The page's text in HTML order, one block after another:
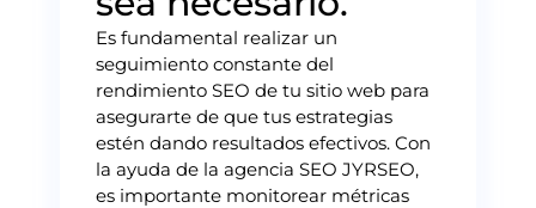
Es fundamental realizar un
seguimiento constante del
rendimiento SEO de tu sitio web para
asegurarte de que tus estrategias
estén dando resultados efectivos. Con
la ayuda de la agencia SEO JYRSEO,
es importante monitorear métricas